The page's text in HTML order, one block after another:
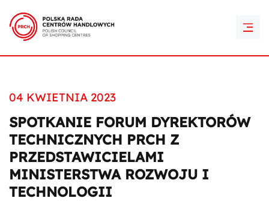
04 KWIETNIA 2023
SPOTKANIE FORUM DYREKTORÓW
TECHNICZNYCH PRCH Z
PRZEDSTAWICIELAMI
MINISTERSTWA ROZWOJU I
TECHNOLOGII